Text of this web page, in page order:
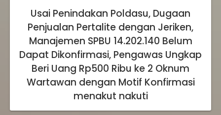
Usai Penindakan Poldasu, Dugaan
Penjualan Pertalite dengan Jeriken,
Manajemen SPBU 14.202.140 Belum
Dapat Dikonfirmasi, Pengawas Ungkap
Beri Uang Rp500 Ribu ke 2 Oknum
Wartawan dengan Motif Konfirmasi
menakut nakuti